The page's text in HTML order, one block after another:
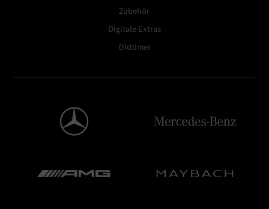
Zubehör
Digitale Extras
Oldtimer